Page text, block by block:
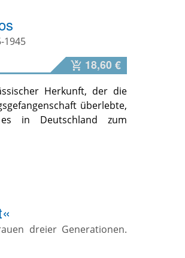
1945
18,60 €
Herkunft, der die
überlebte,
in Deutschland zum
dreier Generationen.